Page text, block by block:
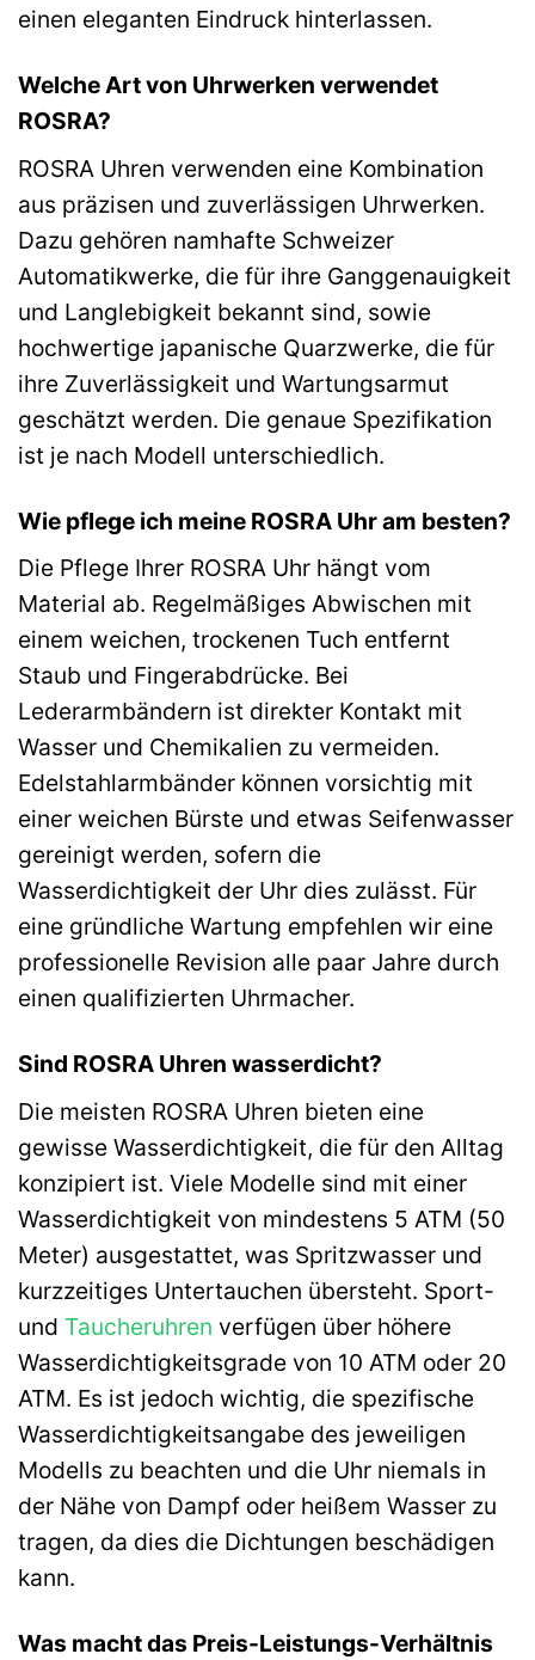
einen eleganten Eindruck hinterlassen.
Welche Art von Uhrwerken verwendet
ROSRA?
ROSRA Uhren verwenden eine Kombination
aus präzisen und zuverlässigen Uhrwerken.
Dazu gehören namhafte Schweizer
Automatikwerke, die für ihre Ganggenauigkeit
und Langlebigkeit bekannt sind, sowie
hochwertige japanische Quarzwerke, die für
ihre Zuverlässigkeit und Wartungsarmut
geschätzt werden. Die genaue Spezifikation
ist je nach Modell unterschiedlich.
Wie pflege ich meine ROSRA Uhr am besten?
Die Pflege Ihrer ROSRA Uhr hängt vom
Material ab. Regelmäßiges Abwischen mit
einem weichen, trockenen Tuch entfernt
Staub und Fingerabdrücke. Bei
Lederarmbändern ist direkter Kontakt mit
Wasser und Chemikalien zu vermeiden.
Edelstahlarmbänder können vorsichtig mit
einer weichen Bürste und etwas Seifenwasser
gereinigt werden, sofern die
Wasserdichtigkeit der Uhr dies zulässt. Für
eine gründliche Wartung empfehlen wir eine
professionelle Revision alle paar Jahre durch
einen qualifizierten Uhrmacher.
Sind ROSRA Uhren wasserdicht?
Die meisten ROSRA Uhren bieten eine
gewisse Wasserdichtigkeit, die für den Alltag
konzipiert ist. Viele Modelle sind mit einer
Wasserdichtigkeit von mindestens 5 ATM (50
Meter) ausgestattet, was Spritzwasser und
kurzzeitiges Untertauchen übersteht. Sport-
und Taucheruhren verfügen über höhere
Wasserdichtigkeitsgrade von 10 ATM oder 20
ATM. Es ist jedoch wichtig, die spezifische
Wasserdichtigkeitsangabe des jeweiligen
Modells zu beachten und die Uhr niemals in
der Nähe von Dampf oder heißem Wasser zu
tragen, da dies die Dichtungen beschädigen
kann.
Was macht das Preis-Leistungs-Verhältnis